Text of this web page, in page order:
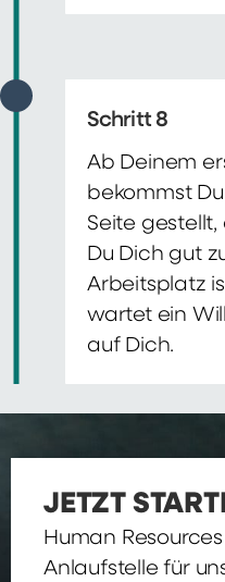
Schritt 8
Ab Deinem
bekommst
Seite
Du Dich gut
Arbeitsplatz
wartet ein
auf Dich.
JETZT
Human
Anlaufstelle für